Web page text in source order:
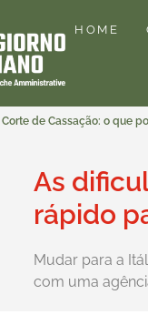
HOME
de Cassação: o que
As
rápido
Mudar para a
com uma